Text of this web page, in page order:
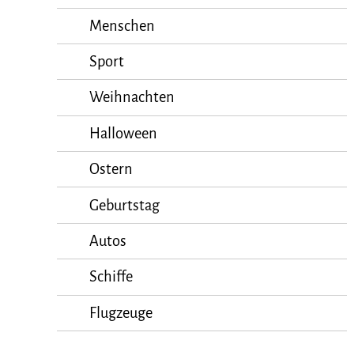
Menschen
Sport
Weihnachten
Halloween
Ostern
Geburtstag
Autos
Schiffe
Flugzeuge